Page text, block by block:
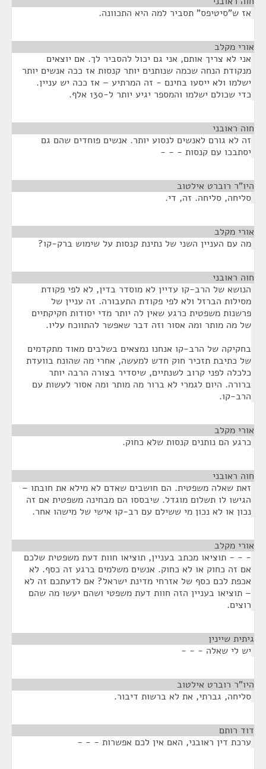
אז ש"סיטיפס" תסביר למה היא התכוונה.
אורי מקלב
אני לא צריך אותם, אני גם יכול להסביר לך. אם יוצאים
מנקודת הנחה שכמה שנותנים יותר קנסות אז ככה אנשים יותר
ישלמו ולא ייסעו בחינם - זה המרתיע – אז ככה יש עניין.
כדי שכולם ישלמו והמספר יגיע יותר ל-130 אלף.
חוה ראובני
זה לא גורם לאנשים לנסוע יותר. אנשים פוחדים שהם גם
יסתבכו עם קנסות - - -
היו"ר רוברט אילטוב
סליחה, סליחה. זה, די.
אורי מקלב
מה עם העניין השני של נתינת קנסות על שימוש ברק-קו?
חוה ראובני
הנושא של הרב-קו עדיין לא מוסדר בדין, לא לפי פקודת
מסילות הברזל ולא לפי פקודת התעבורה. זה עניין של
פרשנות משפטית כרגע שאין לה יותר מדי יסודות חקיקתיים
של מה מותר ומה אסור וזה דבר שאפשר להתווכח עליו.
בחקיקה של הרב-קו אנחנו נמצאים בשלבים מאוד מתקדמים
של כתיבת תזכיר חוק חדש למעשה, אחרי מה שהונח בוועדת
כלכלה לפני קרוב לשנתיים, שיסדיר בצורה הרבה יותר
ברורה. היום לגמרי לא ברור מה מותר ומה אסור לעשות עם
הרב-קו.
אורי מקלב
כרגע הם נותנים קנסות שלא כחוק.
חוה ראובני
זאת שאלה משפטית. הם חושבים שאדם לא מילא את חובתו –
הגישו לו תשלום מוגדל. שיבססו הם מבחינה משפטית אם זה
נכון או לא נכון מי ששילם עם רב-קו אישי של מישהו אחר.
אורי מקלב
- - - תוציאו מכתב בעניין, תוציאו חוות דעת משפטית שלכם
אם זה כחוק או לא כחוק. אנשים משלמים ברגע זה כסף. לא
אכפת לכם כסף של אזרחי מדינת ישראל? אם לדעתכם זה לא
– תוציאו בעניין הזה חוות דעת משפטי ושהם יעשו מה שהם
רוצים.
גיתית שיינין
יש לי שאלה - - -
היו"ר רוברט אילטוב
סליחה, גברתי, את לא ברשות דיבור.
דוד רותם
ערכת דין ראובני, האם אין לכם אפשרות - - -